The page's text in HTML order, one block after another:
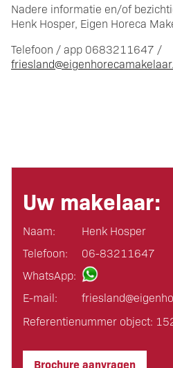
Nadere informatie en/of
Henk Hosper, Eigen Horeca
Telefoon / app 0683211647 /
Uw makelaar:
Naam:
Henk Hosper
Telefoon:
06-83211647
WhatsApp:
E-mail:
Referentienummer object:
Brochure aanvragen